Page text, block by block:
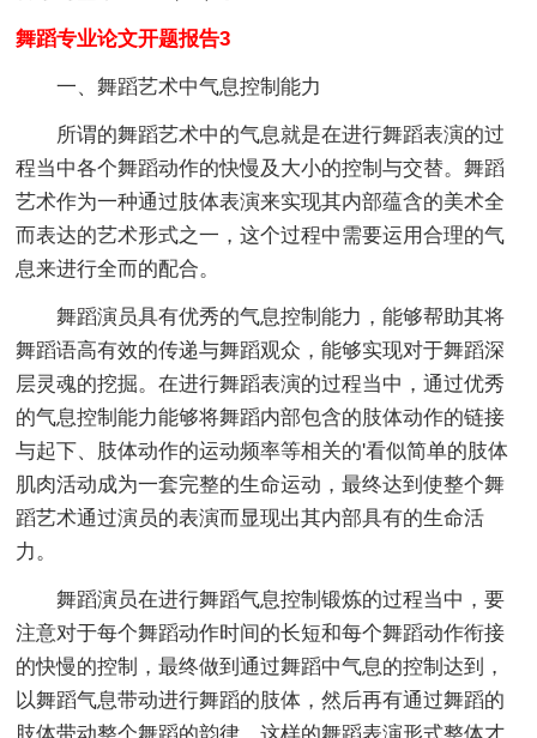
舞蹈专业论文开题报告3
一、舞蹈艺术中气息控制能力
所谓的舞蹈艺术中的气息就是在进行舞蹈表演的过
程当中各个舞蹈动作的快慢及大小的控制与交替。舞蹈
艺术作为一种通过肢体表演来实现其内部蕴含的美术全
而表达的艺术形式之一，这个过程中需要运用合理的气
息来进行全而的配合。
舞蹈演员具有优秀的气息控制能力，能够帮助其将
舞蹈语高有效的传递与舞蹈观众，能够实现对于舞蹈深
层灵魂的挖掘。在进行舞蹈表演的过程当中，通过优秀
的气息控制能力能够将舞蹈内部包含的肢体动作的链接
与起下、肢体动作的运动频率等相关的'看似简单的肢体
肌肉活动成为一套完整的生命运动，最终达到使整个舞
蹈艺术通过演员的表演而显现出其内部具有的生命活
力。
舞蹈演员在进行舞蹈气息控制锻炼的过程当中，要
注意对于每个舞蹈动作时间的长短和每个舞蹈动作衔接
的快慢的控制，最终做到通过舞蹈中气息的控制达到，
以舞蹈气息带动进行舞蹈的肢体，然后再有通过舞蹈的